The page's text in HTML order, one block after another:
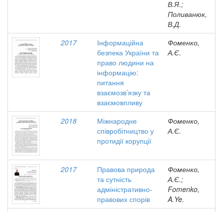
В.Я.;
Поливанюк,
В.Д.
2017
Інформаційна
безпека України та
право людини на
інформацію:
питання
взаємозв’язку та
взаємовпливу
Фоменко,
А.Є.
2018
Міжнародне
співробітництво у
протидії корупції
Фоменко,
А.Є.
2017
Правова природа
та сутність
адміністративно-
правових спорів
Фоменко,
А.Є.;
Fomenko,
A.Ye.